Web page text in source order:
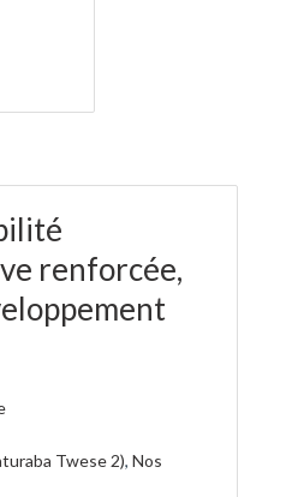
renforcée,
Twese 2), Nos